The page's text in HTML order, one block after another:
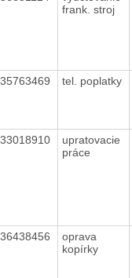
frank. stroj
35763469 tel. poplatky
33018910
upratovacie
práce
36438456
oprava
kopírky